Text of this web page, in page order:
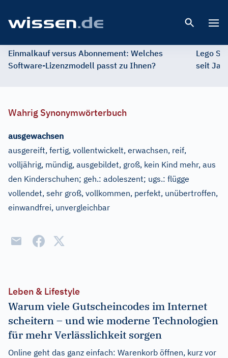
Einmalkauf versus Abonnement: Welches
Software-Lizenzmodell passt zu Ihnen?
Lego
seit
Wahrig Synonymwörterbuch
ausgewachsen
ausgereift, fertig, vollentwickelt, erwachsen, reif,
volljährig, mündig, ausgebildet, groß, kein Kind mehr, aus
den Kinderschuhen; geh.: adoleszent; ugs.: flügge
vollendet, sehr groß, vollkommen, perfekt, unübertroffen,
einwandfrei, unvergleichbar
Leben & Lifestyle
Warum viele Gutscheincodes im Internet
scheitern – und wie moderne Technologien
für mehr Verlässlichkeit sorgen
Online geht das ganz einfach: Warenkorb öffnen, kurz vor